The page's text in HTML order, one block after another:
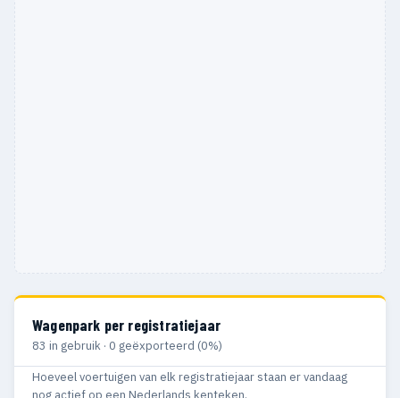
Wagenpark per registratiejaar
83 in gebruik · 0 geëxporteerd (0%)
Hoeveel voertuigen van elk registratiejaar staan er vandaag
nog actief op een Nederlands kenteken.